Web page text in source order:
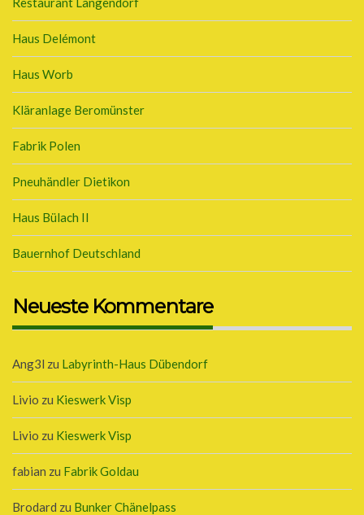
Haus Delémont
Haus Worb
Kläranlage Beromünster
Fabrik Polen
Pneuhändler Dietikon
Haus Bülach II
Bauernhof Deutschland
Neueste Kommentare
Ang3l zu Labyrinth-Haus Dübendorf
Livio zu Kieswerk Visp
Livio zu Kieswerk Visp
fabian zu Fabrik Goldau
Brodard zu Bunker Chänelpass